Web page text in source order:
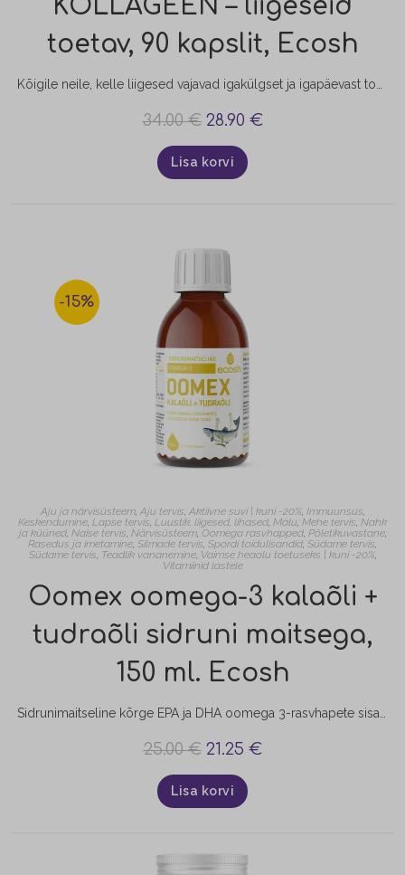
KOLLAGEEN – liigeseid
toetav, 90 kapslit, Ecosh
Kõigile neile, kelle liigesed vajavad igakülgset ja igapäevast toetust just liigeste jaoks vajalike toitainetega. Koostises on liigeste tööle ja liikuvusele kaasa aitavad koostisained. Tootes sisalduv usaldusväärse kvaliteediga denatureerimata II tüüpi kollageen on seesama peamine struktuurne valk, mis sisaldub inimese kõhres, luukoes ja teistes sidekudedes.
34.00€ 28.90 €
Lisa korvi
-15%
Aju ja närvisüsteem, Aju tervis, Aktiivne suvi | kuni -20%, Immuunsus,
Keskendumine, Lapse tervis, Luustik, liigesed, lihased, Mälu, Mehe tervis, Nahk
ja küüned, Naise tervis, Närvisüsteem, Oomega rasvhapped, Põletikuvastane,
Rasedus ja imetamine, Silmade tervis, Spordi toidulisandid, Südame tervis,
Südame tervis, Teadlik vananemine, Vaimse heaolu toetuseks | kuni -20%,
Vitamiinid lastele
Oomex oomega-3 kalaõli +
tudraõli sidruni maitsega,
150 ml. Ecosh
25.00€ 21.25 €
Lisa korvi